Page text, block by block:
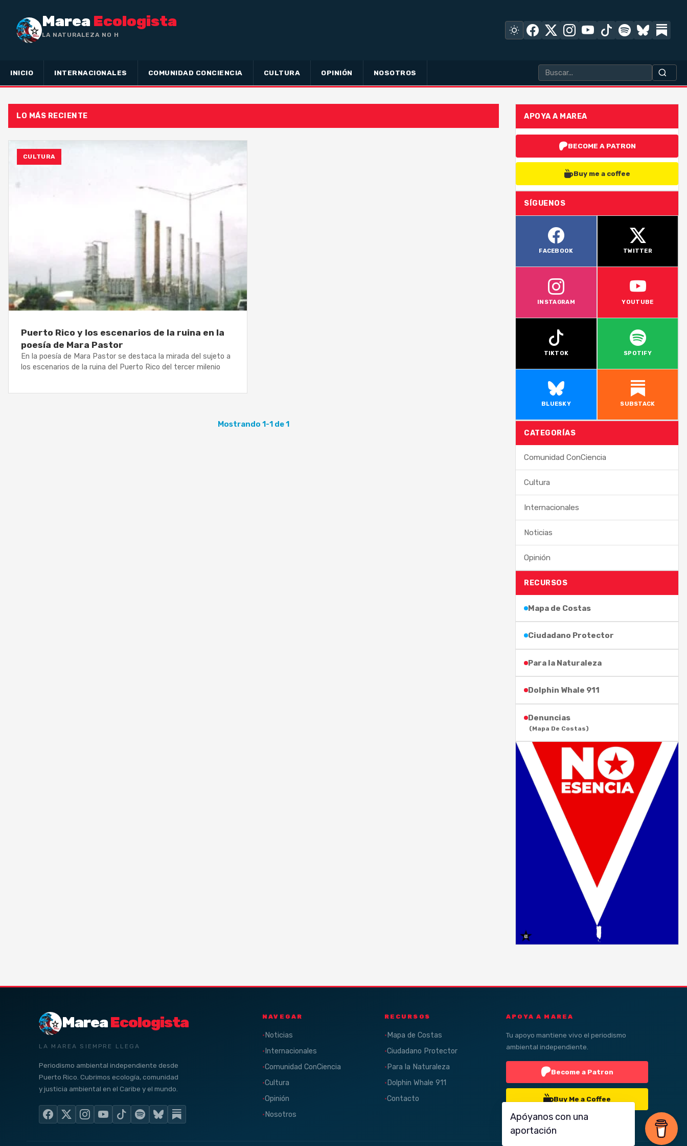
Marea Ecologista
LA NATURALEZA NO HA HECHO
INICIO INTERNACIONALES COMUNIDAD CONCIENCIA CULTURA OPINIÓN NOSOTROS
LO MÁS RECIENTE
CULTURA
Puerto Rico y los escenarios de la ruina en la
poesía de Mara Pastor
En la poesía de Mara Pastor se destaca la mirada del sujeto a
los escenarios de la ruina del Puerto Rico del tercer milenio
Mostrando 1-1 de 1
APOYA A MAREA
BECOME A PATRON
Buy me a coffee
SÍGUENOS
FACEBOOK TWITTER
INSTAGRAM YOUTUBE
TIKTOK SPOTIFY
BLUESKY SUBSTACK
CATEGORÍAS
Comunidad ConCiencia
Cultura
Internacionales
Noticias
Opinión
RECURSOS
Mapa de Costas
Ciudadano Protector
Para la Naturaleza
Dolphin Whale 911
Denuncias
(Mapa De Costas)
MareaEcologista
LA MAREA SIEMPRE LLEGA
Periodismo ambiental independiente desde
Puerto Rico. Cubrimos ecología, comunidad
y justicia ambiental en el Caribe y el mundo.
NAVEGAR
Noticias
Internacionales
Comunidad ConCiencia
Cultura
Opinión
Nosotros
RECURSOS
Mapa de Costas
Ciudadano Protector
Para la Naturaleza
Dolphin Whale 911
Contacto
APOYA A MAREA
Tu apoyo mantiene vivo el periodismo
ambiental independiente.
Become a Patron
Buy Me a Coffee